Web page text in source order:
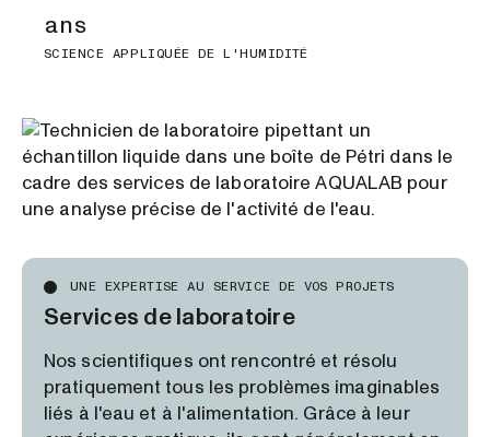
ans
SCIENCE APPLIQUÉE DE L'HUMIDITÉ
UNE EXPERTISE AU SERVICE DE VOS PROJETS
Services de laboratoire
Nos scientifiques ont rencontré et résolu
pratiquement tous les problèmes imaginables
liés à l'eau et à l'alimentation. Grâce à leur